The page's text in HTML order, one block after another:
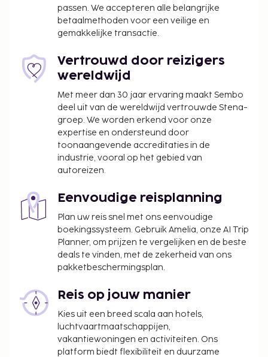
Gasten van B&B HOME Caen Centre Gare kunnen
iets lekkers halen bij de kruidenier/supermarkt.
Dagelijks kun je tegen betaling genieten van een
lekker ontbijtbuffet, dat geserveerd wordt van
06.30 uur tot 10.00 uur.
worden betaald. De kosten kunnen inclusief
toepasselijke belastingen zijn:
De stad heft de volgende belasting: EUR 1.65 per
persoon, per nacht. Deze belasting is niet van
toepassing op kinderen die jonger zijn dan 18
We hebben alle kosten vermeld die de
accommodatie aan ons heeft doorgegeven.
Toeslag voor het ontbijtbuffet: ca. EUR 18.50
voor volwassenen en ca. EUR 7.50 voor kinderen
Toeslag voor onoverdekt parkeren: EUR 20 per
Schoonmaakkosten: EUR 50 per dag. Dit kan
variëren afhankelijk van de
accommodatiegrootte.
Deze lijst is mogelijk niet volledig. Toeslagen en
passen. We accepteren alle belangrijke
betaalmethoden voor een veilige en
gemakkelijke transactie.
Vertrouwd door reizigers
wereldwijd
Met meer dan 30 jaar ervaring maakt Sembo
deel uit van de wereldwijd vertrouwde Stena-
groep. We worden erkend voor onze
expertise en ondersteund door
toonaangevende accreditaties in de
industrie, vooral op het gebied van
autoreizen.
Eenvoudige reisplanning
Plan uw reis snel met ons eenvoudige
boekingssysteem. Gebruik Amelia, onze AI Trip
Planner, om prijzen te vergelijken en de beste
deals te vinden, met de zekerheid van ons
pakketbeschermingsplan.
Reis op jouw manier
Kies uit een breed scala aan hotels,
luchtvaartmaatschappijen,
vakantiewoningen en activiteiten. Ons
platform biedt flexibiliteit en duurzame